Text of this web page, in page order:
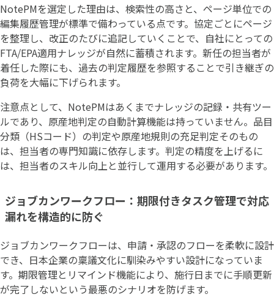
NotePMを選定した理由は、検索性の高さと、ページ単位での
編集履歴管理が標準で備わっている点です。協定ごとにページ
を整理し、改正のたびに追記していくことで、自社にとっての
FTA/EPA適用ナレッジが自然に蓄積されます。新任の担当者が
着任した際にも、過去の判定履歴を参照することで引き継ぎの
負荷を大幅に下げられます。
注意点として、NotePMはあくまでナレッジの記録・共有ツー
ルであり、原産地判定の自動計算機能は持っていません。品目
分類（HSコード）の判定や原産地規則の充足判定そのもの
は、担当者の専門知識に依存します。判定の精度を上げるに
は、担当者のスキル向上と並行して運用する必要があります。
ジョブカンワークフロー：期限付きタスク管理で対応
漏れを構造的に防ぐ
ジョブカンワークフローは、申請・承認のフローを柔軟に設計
でき、日本企業の稟議文化に馴染みやすい設計になっていま
す。期限管理とリマインド機能により、施行日までに手順更新
が完了しないという最悪のシナリオを防げます。